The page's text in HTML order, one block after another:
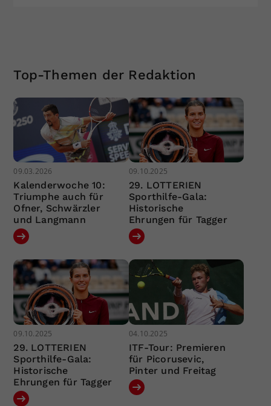
Top-Themen der Redaktion
09.03.2026
Kalenderwoche 10:
Triumphe auch für
Ofner, Schwärzler
und Langmann
09.10.2025
29. LOTTERIEN
Sporthilfe-Gala:
Historische
Ehrungen für Tagger
09.10.2025
29. LOTTERIEN
Sporthilfe-Gala:
Historische
Ehrungen für Tagger
04.10.2025
ITF-Tour: Premieren
für Picorusevic,
Pinter und Freitag